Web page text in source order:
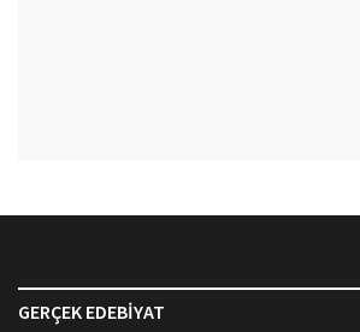
GERÇEK EDEBİYAT